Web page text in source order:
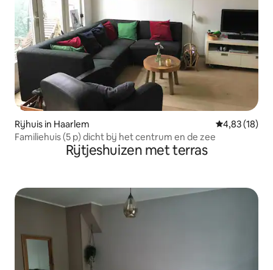
Rijhuis in Haarlem Gemiddelde
4,83 (18)
Familiehuis (5 p) dicht bij het centrum en de zee
Rijtjeshuizen met terras